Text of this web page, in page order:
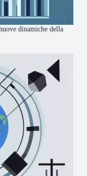
dinamiche della